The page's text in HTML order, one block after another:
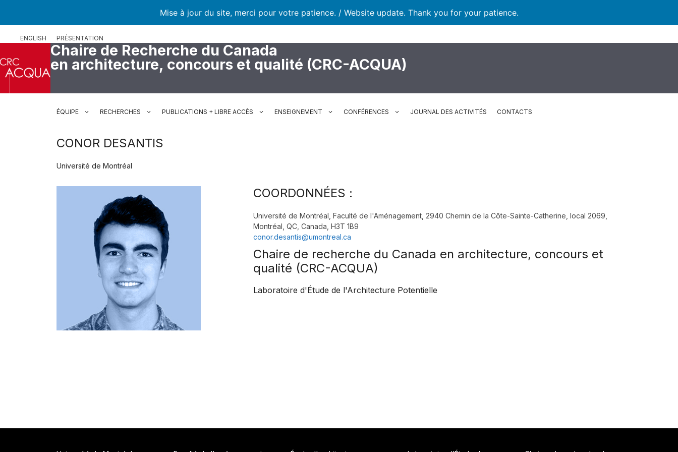
Mise à jour du site, merci pour votre patience. / Website update. Thank you for your patience.
ENGLISH PRÉSENTATION
Chaire de Recherche du Canada
en architecture, concours et qualité (CRC-ACQUA)
ÉQUIPE RECHERCHES PUBLICATIONS + LIBRE ACCÈS ENSEIGNEMENT CONFÉRENCES JOURNAL DES ACTIVITÉS CONTACTS
CONOR DESANTIS
Université de Montréal
COORDONNÉES :
Université de Montréal, Faculté de l'Aménagement, 2940 Chemin de la Côte-Sainte-Catherine, local 2069,
Montréal, QC, Canada, H3T 1B9
conor.desantis@umontreal.ca
Chaire de recherche du Canada en architecture, concours et
qualité (CRC-ACQUA)
Laboratoire d'Étude de l'Architecture Potentielle